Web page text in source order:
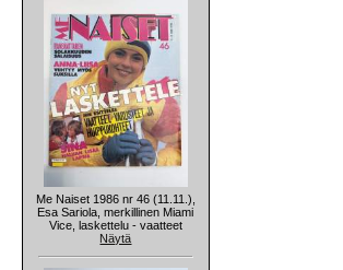
Me Naiset 1986 nr 46 (11.11.),
Esa Sariola, merkillinen Miami
Vice, laskettelu - vaatteet
Näytä